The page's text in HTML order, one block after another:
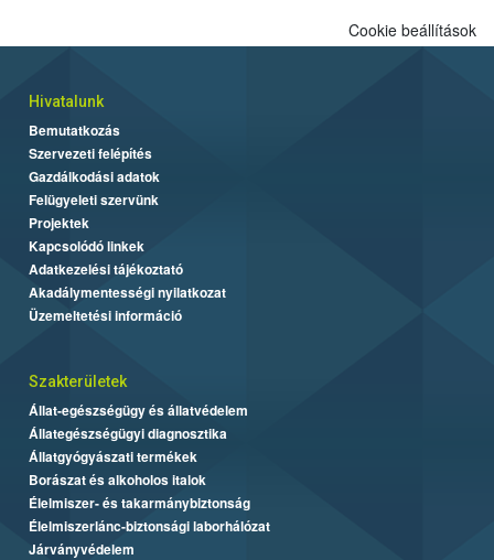
Cookie beállítások
Hivatalunk
Bemutatkozás
Szervezeti felépítés
Gazdálkodási adatok
Felügyeleti szervünk
Projektek
Kapcsolódó linkek
Adatkezelési tájékoztató
Akadálymentességi nyilatkozat
Üzemeltetési információ
Szakterületek
Állat-egészségügy és állatvédelem
Állategészségügyi diagnosztika
Állatgyógyászati termékek
Borászat és alkoholos italok
Élelmiszer- és takarmánybiztonság
Élelmiszerlánc-biztonsági laborhálózat
Járványvédelem